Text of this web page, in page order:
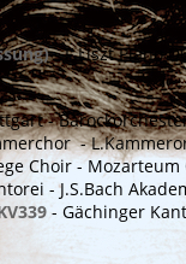
- F.Liszt Piano
-
-
Choir - Mozarteum
- J.S.Bach
- Gächinger